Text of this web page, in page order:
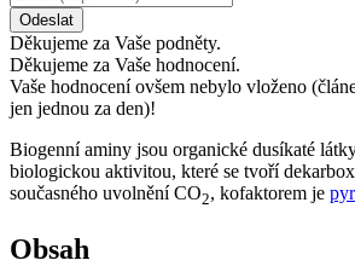
Odeslat
Děkujeme za Vaše podněty.
Děkujeme za Vaše hodnocení.
Vaše hodnocení ovšem nebylo vloženo
jen jednou za den)!
Biogenní aminy jsou organické dusíkaté
biologickou aktivitou, které se tvoří
současného uvolnění CO2, kofaktorem je
Obsah